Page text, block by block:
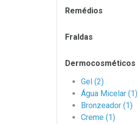
Remédios
Fraldas
Dermocosméticos
Gel (2)
Água Micelar (1)
Bronzeador (1)
Creme (1)